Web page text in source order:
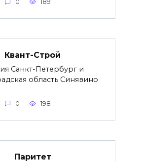
0 189
Квант-Строй
Санкт-Петербург и
область Синявино
0 198
Паритет